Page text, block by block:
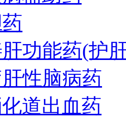
功能药(护
性脑病药
道出血药